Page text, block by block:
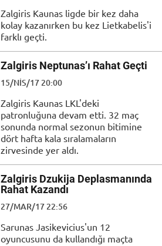
Zalgiris Kaunas ligde bir kez daha
kolay kazanırken bu kez Lietkabelis'i
farklı geçti.
Zalgiris Neptunas’ı Rahat Geçti
15/NIS/17 20:00
Zalgiris Kaunas LKL'deki
patronluğuna devam etti. 32 maç
sonunda normal sezonun bitimine
dört hafta kala sıralamaların
zirvesinde yer aldı.
Zalgiris Dzukija Deplasmanında
Rahat Kazandı
27/MAR/17 22:56
Sarunas Jasikevicius'un 12
oyuncusunu da kullandığı maçta